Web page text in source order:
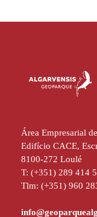
Área Empresarial
Edifício CACE,
8100-272 Loulé
T: (+351) 289 414
Tlm: (+351) 960